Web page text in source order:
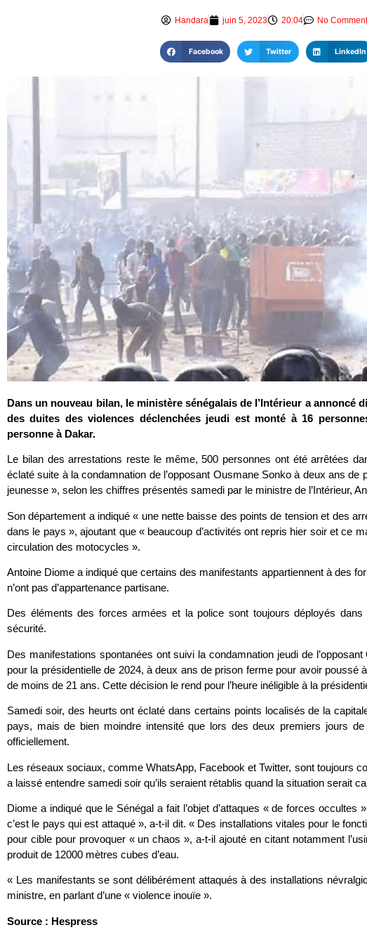
Handara juin 5, 2023 20:04 No
Facebook Twitter LinkedIn
Dans un nouveau bilan, le ministère sénégalais de l’Intérieur a annoncé
des duites des violences déclenchées jeudi est monté à 16
personne à Dakar.
Le bilan des arrestations reste le même, 500 personnes ont été arrêtées
éclaté suite à la condamnation de l’opposant Ousmane Sonko à deux ans de
jeunesse », selon les chiffres présentés samedi par le ministre de l’Intérieur,
Son département a indiqué « une nette baisse des points de tension et des
dans le pays », ajoutant que « beaucoup d’activités ont repris hier soir et ce
circulation des motocycles ».
Antoine Diome a indiqué que certains des manifestants appartiennent à des
n’ont pas d’appartenance partisane.
Des éléments des forces armées et la police sont toujours déployés
sécurité.
Des manifestations spontanées ont suivi la condamnation jeudi de
pour la présidentielle de 2024, à deux ans de prison ferme pour avoir poussé
de moins de 21 ans. Cette décision le rend pour l’heure inéligible à la
Samedi soir, des heurts ont éclaté dans certains points localisés de la
pays, mais de bien moindre intensité que lors des deux premiers jours
officiellement.
Les réseaux sociaux, comme WhatsApp, Facebook et Twitter, sont toujours
a laissé entendre samedi soir qu’ils seraient rétablis quand la situation serait
Diome a indiqué que le Sénégal a fait l’objet d’attaques « de forces occultes
c’est le pays qui est attaqué », a-t-il dit. « Des installations vitales pour le
pour cible pour provoquer « un chaos », a-t-il ajouté en citant notamment
produit de 12000 mètres cubes d’eau.
« Les manifestants se sont délibérément attaqués à des installations
ministre, en parlant d’une « violence inouïe ».
Source : Hespress